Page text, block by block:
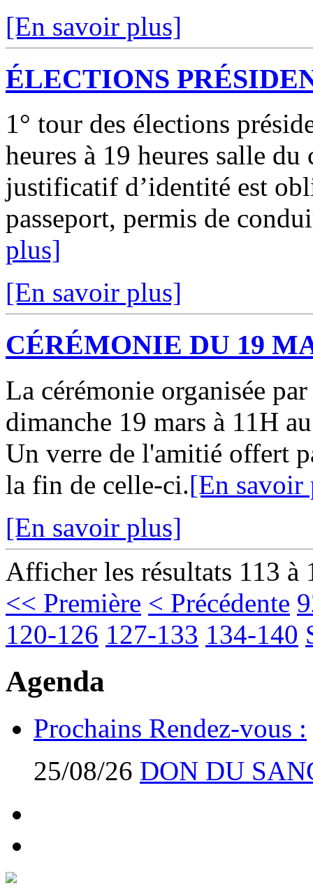
[En savoir plus]
ÉLECTIONS
1° tour des élections
heures à 19 heures salle
justificatif d’identité est
passeport, permis de
plus]
[En savoir plus]
CÉRÉMONIE DU 19
La cérémonie organisée
dimanche 19 mars à 11H
Un verre de l'amitié offert
la fin de celle-ci.[En savoir
[En savoir plus]
Afficher les résultats 113 à
<< Première < Précédente
120-126 127-133 134-140
Agenda
Prochains Rendez-vous :
25/08/26 DON DU